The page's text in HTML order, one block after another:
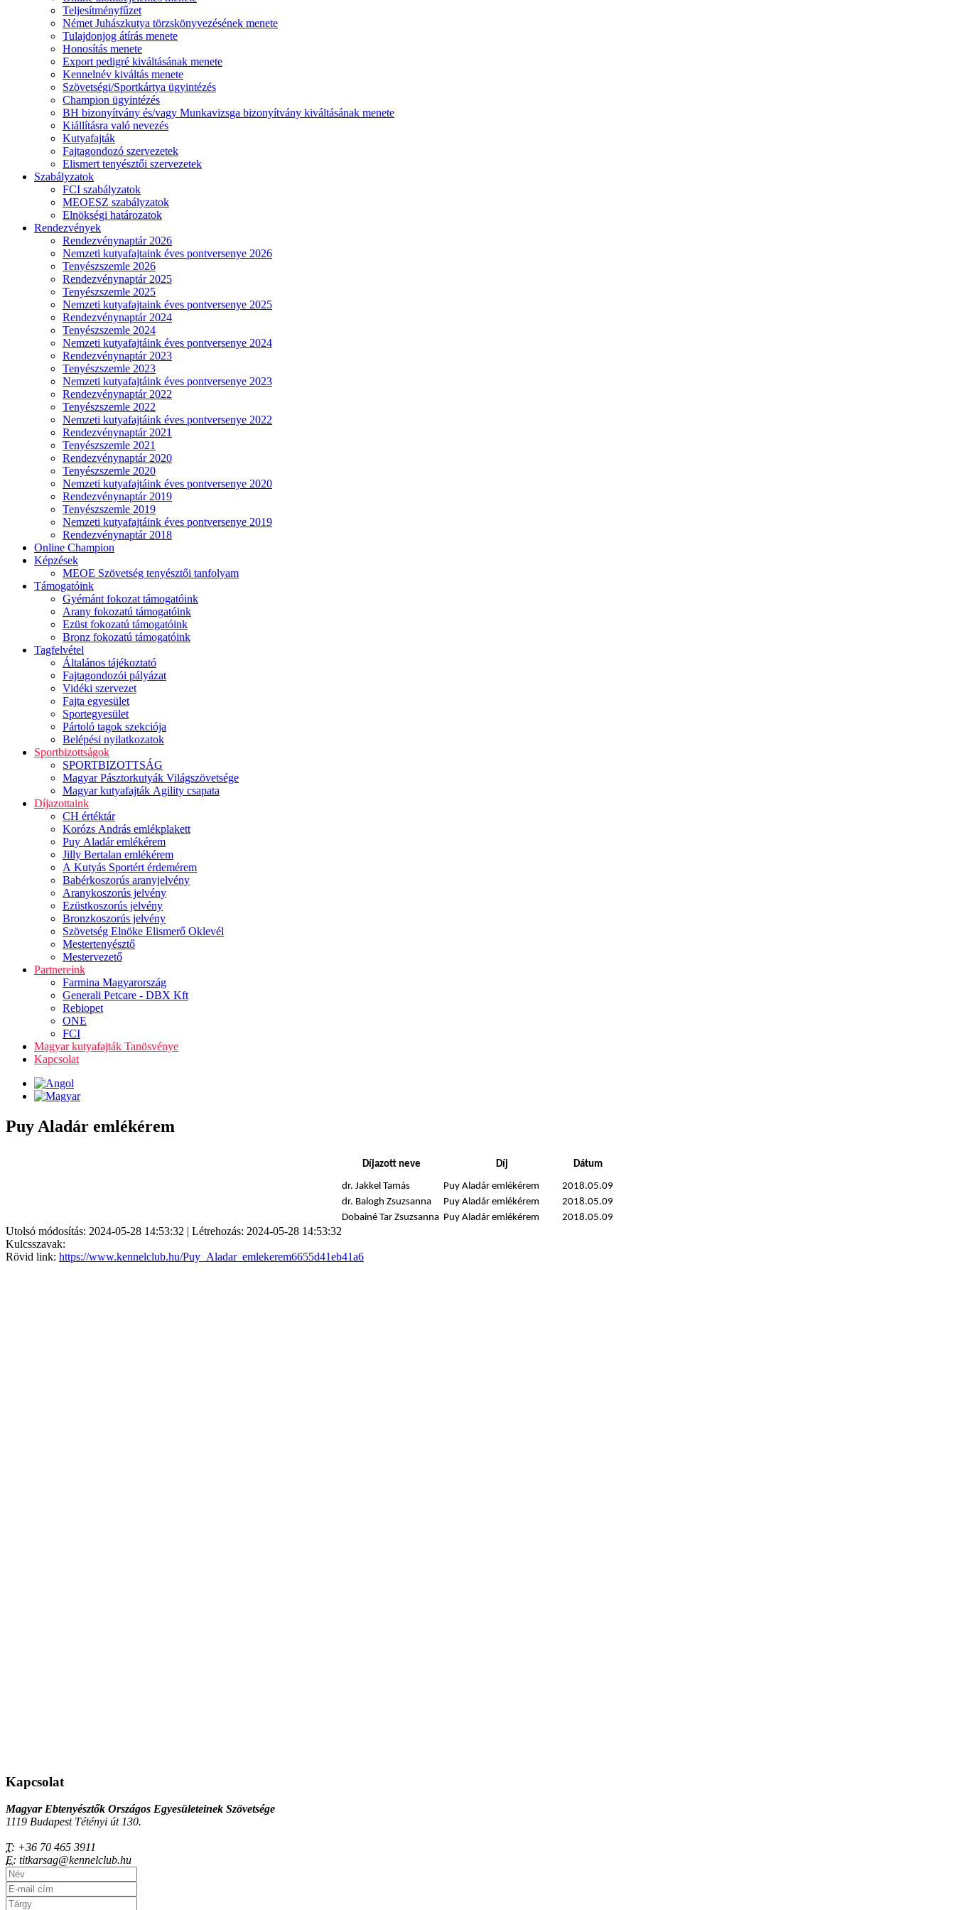
Teljesítményfűzet
Német Juhászkutya törzskönyvezésének menete
Tulajdonjog átírás menete
Honosítás menete
Export pedigré kiváltásának menete
Kennelnév kiváltás menete
Szövetségi/Sportkártya ügyintézés
Champion ügyintézés
BH bizonyítvány és/vagy Munkavizsga bizonyítvány kiváltásának menete
Kiállításra való nevezés
Kutyafajták
Fajtagondozó szervezetek
Elismert tenyésztői szervezetek
Szabályzatok
FCI szabályzatok
MEOESZ szabályzatok
Elnökségi határozatok
Rendezvények
Rendezvénynaptár 2026
Nemzeti kutyafajtaink éves pontversenye 2026
Tenyészszemle 2026
Rendezvénynaptár 2025
Tenyészszemle 2025
Nemzeti kutyafajtaink éves pontversenye 2025
Rendezvénynaptár 2024
Tenyészszemle 2024
Nemzeti kutyafajtáink éves pontversenye 2024
Rendezvénynaptár 2023
Tenyészszemle 2023
Nemzeti kutyafajtáink éves pontversenye 2023
Rendezvénynaptár 2022
Tenyészszemle 2022
Nemzeti kutyafajtáink éves pontversenye 2022
Rendezvénynaptár 2021
Tenyészszemle 2021
Rendezvénynaptár 2020
Tenyészszemle 2020
Nemzeti kutyafajtáink éves pontversenye 2020
Rendezvénynaptár 2019
Tenyészszemle 2019
Nemzeti kutyafajtáink éves pontversenye 2019
Rendezvénynaptár 2018
Online Champion
Képzések
MEOE Szövetség tenyésztői tanfolyam
Támogatóink
Gyémánt fokozat támogatóink
Arany fokozatú támogatóink
Ezüst fokozatú támogatóink
Bronz fokozatú támogatóink
Tagfelvétel
Általános tájékoztató
Fajtagondozói pályázat
Vidéki szervezet
Fajta egyesület
Sportegyesület
Pártoló tagok szekciója
Belépési nyilatkozatok
Sportbizottságok
SPORTBIZOTTSÁG
Magyar Pásztorkutyák Világszövetsége
Magyar kutyafajták Agility csapata
Díjazottaink
CH értéktár
Korózs András emlékplakett
Puy Aladár emlékérem
Jilly Bertalan emlékérem
A Kutyás Sportért érdemérem
Babérkoszorús aranyjelvény
Aranykoszorús jelvény
Ezüstkoszorús jelvény
Bronzkoszorús jelvény
Szövetség Elnöke Elismerő Oklevél
Mestertenyésztő
Mestervezető
Partnereink
Farmina Magyarország
Generali Petcare - DBX Kft
Rebiopet
ONE
FCI
Magyar kutyafajták Tanösvénye
Kapcsolat
Puy Aladár emlékérem
Díjazott neve Díj Dátum
dr. Jakkel Tamás Puy Aladár emlékérem
2018.05.09
dr. Balogh Zsuzsanna
Puy Aladár emlékérem
2018.05.09
Dobainé Tar Zsuzsanna Puy Aladár emlékérem 2018.05.09
Utolsó módosítás: 2024-05-28 14:53:32 | Létrehozás: 2024-05-28 14:53:32
Kulcsszavak:
Rövid link: https://www.kennelclub.hu/Puy_Aladar_emlekerem6655d41eb41a6
Kapcsolat
Magyar Ebtenyésztők Országos Egyesületeinek Szövetsége
1119 Budapest Tétényi út 130.
T: +36 70 465 3911
E: titkarsag@kennelclub.hu